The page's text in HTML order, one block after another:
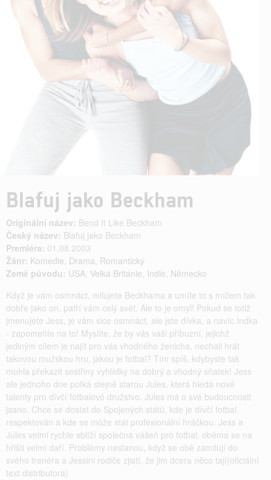
Blafuj jako Beckham
Originální název: Bend It Like Beckham
Český název: Blafuj jako Beckham
Premiéra: 01.08.2003
Žánr: Komedie, Drama, Romantický
Země původu: USA, Velká Británie, Indie, Německo
Když je vám osmnáct, milujete Beckhama a umíte to s míčem tak
dobře jako on, patří vám celý svět. Ale to je omyl! Pokud se totiž
jmenujete Jess, je vám sice osmnáct, ale jste dívka, a navíc Indka
- zapomeňte na to! Myslíte, že by vás vaši příbuzní, jejichž
jediným cílem je najít pro vás vhodného ženicha, nechali hrát
takovou mužskou hru, jakou je fotbal? Tím spíš, kdybyste tak
mohla překazit sestřiny vyhlídky na dobrý a vhodný sňatek! Jess
ale jednoho dne potká stejně starou Jules, která hledá nové
talenty pro dívčí fotbalové družstvo. Jules má o své budoucnosti
jasno. Chce se dostat do Spojených států, kde je dívčí fotbal
respektován a kde se může stát profesionální hráčkou. Jess a
Jules velmi rychle sblíží společná vášeň pro fotbal, oběma se na
hřišti velmi daří. Problémy nastanou, když se obě zamilují do
svého trenéra a Jessini rodiče zjistí, že jim dcera něco tají(oficiální
text distributora)